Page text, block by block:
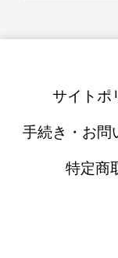
サイトポ
手続き・お問
特定商